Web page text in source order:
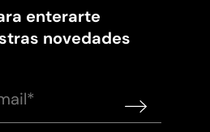
enterarte
novedades